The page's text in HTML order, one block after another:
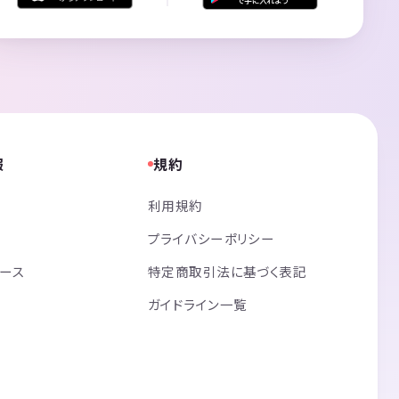
ス
規約
利用規約
プライバシーポリシー
特定商取引法に基づく表記
ガイドライン一覧